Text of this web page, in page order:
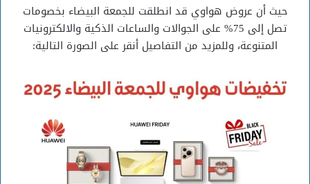
حيث أن عروض هواوي قد انطلقت للجمعة البيضاء بخصومات
تصل إلى 75% على الجوالات والساعات الذكية والالكترونيات
المتنوعة، وللمزيد من التفاصيل أنقر على الصورة التالية: